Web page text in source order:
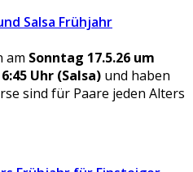
Salsa Frühjahr
am Sonntag 17.5.26 um
Uhr (Salsa) und haben
sind für Paare jeden Alters